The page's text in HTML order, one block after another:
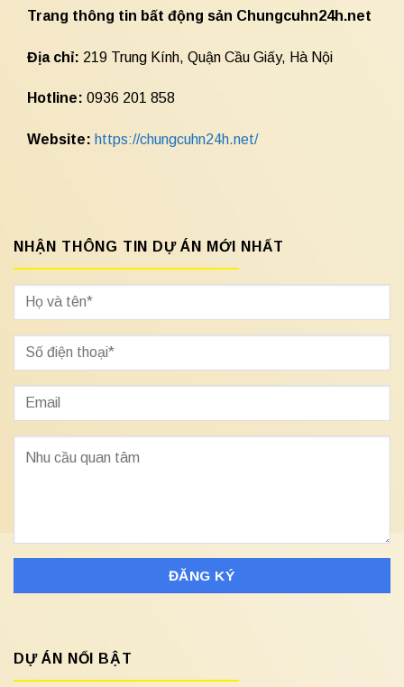
Trang thông tin bất động sản Chungcuhn24h.net
Địa chỉ: 219 Trung Kính, Quận Cầu Giấy, Hà Nội
Hotline: 0936 201 858
Website: https://chungcuhn24h.net/
NHẬN THÔNG TIN DỰ ÁN MỚI NHẤT
DỰ ÁN NỔI BẬT